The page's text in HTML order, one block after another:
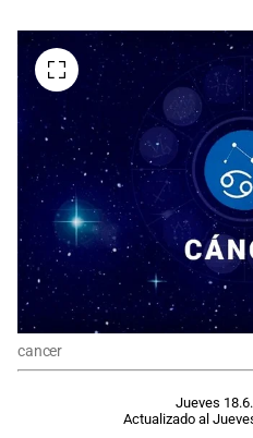
cancer
Jueves
Actualizado al